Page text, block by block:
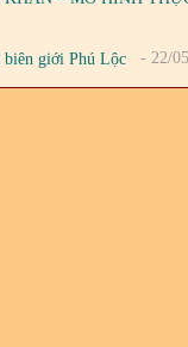
biên giới Phú Lộc
- 22/